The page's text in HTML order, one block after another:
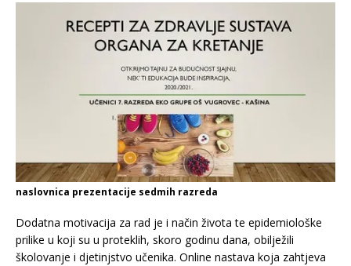
naslovnica prezentacije sedmih razreda
Dodatna motivacija za rad je i način života te epidemiološke
prilike u koji su u proteklih, skoro godinu dana, obilježili
školovanje i djetinjstvo učenika. Online nastava koja zahtjeva